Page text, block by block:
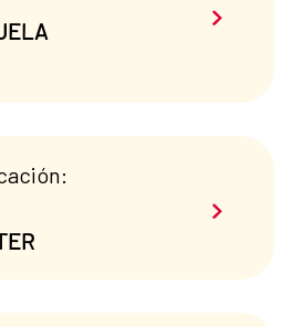
Saber
Saber